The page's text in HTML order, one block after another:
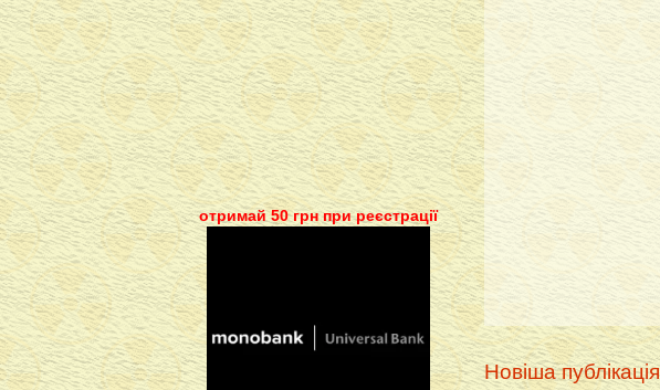
Новіша публікація
отримай 50 грн при реєстрації